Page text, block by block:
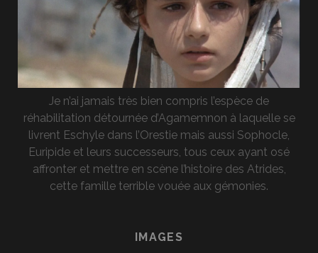
Je n’ai jamais très bien compris l’espèce de
réhabilitation détournée d’Agamemnon à laquelle se
livrent Eschyle dans l’Orestie mais aussi Sophocle,
Euripide et leurs successeurs, tous ceux ayant osé
affronter et mettre en scène l’histoire des Atrides,
cette famille terrible vouée aux gémonies.
IMAGES